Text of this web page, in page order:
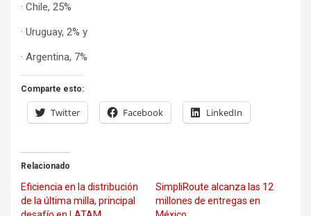
· Chile, 25%
· Uruguay, 2% y
· Argentina, 7%
Comparte esto:
Twitter Facebook LinkedIn
Relacionado
Eficiencia en la distribución
de la última milla, principal
SimpliRoute alcanza las 12
millones de entregas en